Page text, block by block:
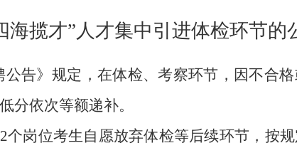
海揽才”人才集中引进体检环节的
告》规定，在体检、考察环节，因不合
分依次等额递补。
2个岗位考生自愿放弃体检等后续环节，按